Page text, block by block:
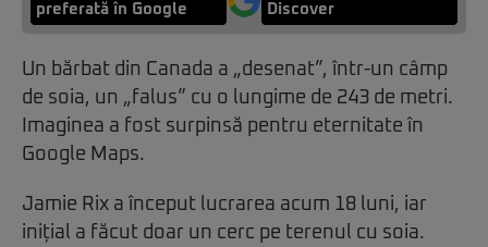
preferată în Google
Discover
Un bărbat din Canada a „desenat”, într-un câmp
de soia, un „falus” cu o lungime de 243 de metri.
Imaginea a fost surpinsă pentru eternitate în
Google Maps.
Jamie Rix a început lucrarea acum 18 luni, iar
inițial a făcut doar un cerc pe terenul cu soia.